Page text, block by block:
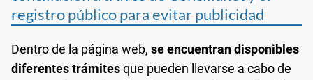
registro público para evitar publicidad
Dentro de la página web, se encuentran disponibles
diferentes trámitesque pueden llevarse a cabo de